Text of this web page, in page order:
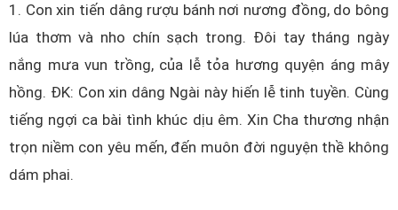
1. Con xin tiến dâng rượu bánh nơi nương đồng, do bông
lúa thơm và nho chín sạch trong. Ðôi tay tháng ngày
nắng mưa vun trồng, của lễ tỏa hương quyện áng mây
hồng. ÐK: Con xin dâng Ngài này hiến lễ tinh tuyền. Cùng
tiếng ngợi ca bài tình khúc dịu êm. Xin Cha thương nhận
trọn niềm con yêu mến, đến muôn đời nguyện thề không
dám phai.